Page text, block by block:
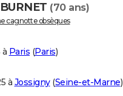
(70 ans)
cagnotte obsèques
à Paris (Paris)
à Jossigny(Seine-et-Marne)